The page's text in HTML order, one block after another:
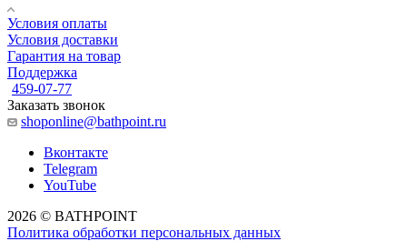
Условия оплаты
Условия доставки
Гарантия на товар
Поддержка
459-07-77
Заказать звонок
shoponline@bathpoint.ru
Вконтакте
Telegram
YouTube
2026 © BATHPOINT
Политика обработки персональных данных